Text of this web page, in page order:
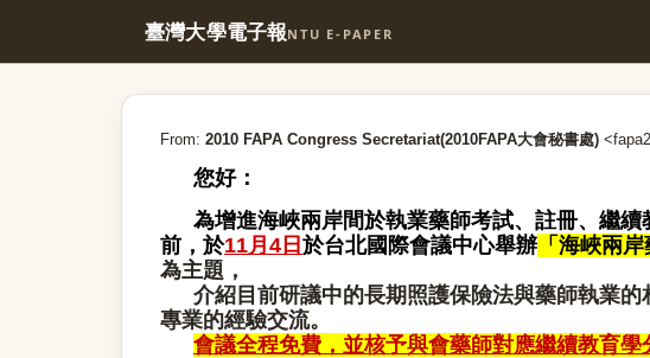
臺灣大學電子報NTU E-PAPER
From: 2010 FAPA Congress Secretariat(2010FAPA大會秘書處) <
您好：
為增進海峽兩岸間於執業藥師考試、註冊、繼
前， 於11月4日 於台北國際會議中心舉辦 「海峽兩
為主題，
介紹目前研議中的長期照護保險法與藥師執業
專業的經驗交流。
會議全程免費，並核予與會藥師對應繼續教育學